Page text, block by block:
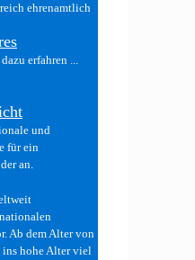
ehrenamtlich
erfahren ...
und
für ein
an.
Ab dem Alter von
ins hohe Alter viel